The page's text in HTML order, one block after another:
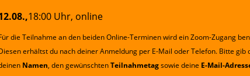
18:00 Uhr, online
die Teilnahme an den beiden Online-Terminen wird ein Zoom-Zugang
erhältst du nach deiner Anmeldung per E-Mail oder Telefon. Bitte gib
Namen, den gewünschtenTeilnahmetagsowie deine E-Mail-